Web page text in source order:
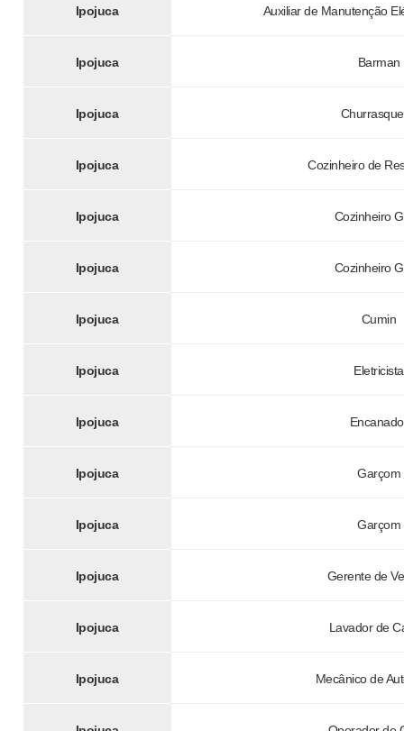
Ipojuca Auxiliar de Manutenção
Ipojuca Barman
Ipojuca
Ipojuca Cozinheiro de
Ipojuca Cozinheiro
Ipojuca Cozinheiro
Ipojuca Cumin
Ipojuca Eletricista
Ipojuca
Ipojuca Garçom
Ipojuca Garçom
Ipojuca Gerente de
Ipojuca Lavador de
Ipojuca Mecânico de